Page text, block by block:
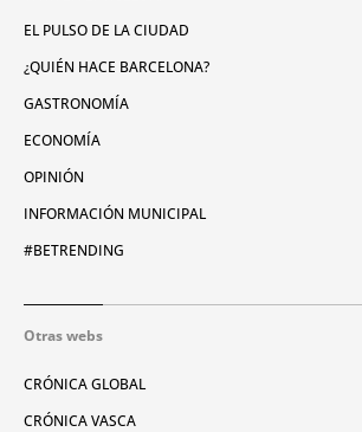
EL PULSO DE LA CIUDAD
¿QUIÉN HACE BARCELONA?
GASTRONOMÍA
ECONOMÍA
OPINIÓN
INFORMACIÓN MUNICIPAL
#BETRENDING
Otras webs
CRÓNICA GLOBAL
CRÓNICA VASCA